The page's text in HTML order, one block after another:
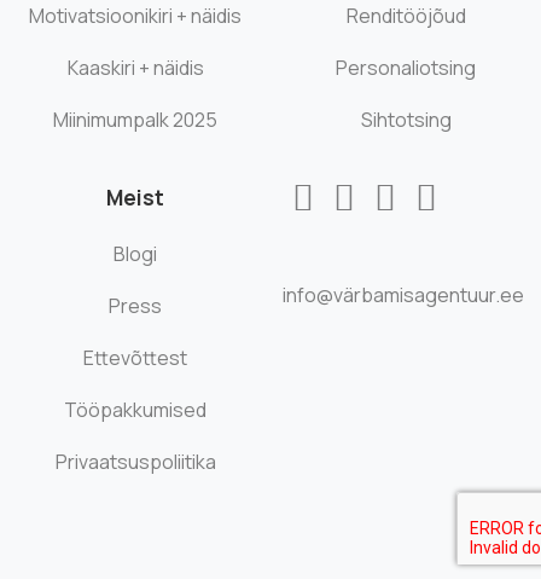
Motivatsioonikiri + näidis
Kaaskiri + näidis
Miinimumpalk 2025
Renditööjõud
Personaliotsing
Sihtotsing
Meist
Blogi
Press
Ettevõttest
Tööpakkumised
Privaatsuspoliitika
info@värbamisagentuur.ee